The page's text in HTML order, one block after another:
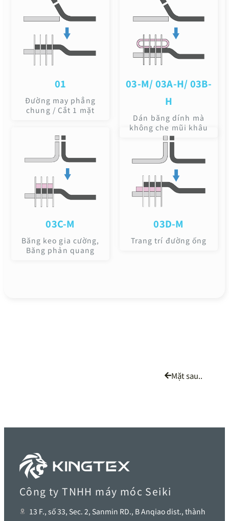
01
Đường may phẳng
chung / Cắt 1 mặt
03-M/ 03A-H/ 03B-
H
Dán băng dính mà
không che mũi khâu
03C-M
Băng keo gia cường,
Băng phản quang
03D-M
Trang trí đường ống
Mặt sau..
Công ty TNHH máy móc Seiki
13 F., số 33, Sec. 2, Sanmin RD., B Anqiao dist., thành